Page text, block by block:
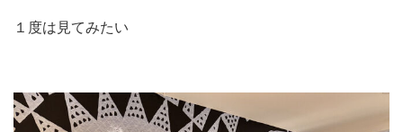
１度は見てみたい